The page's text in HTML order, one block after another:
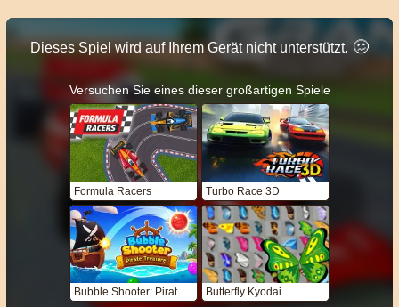
Dieses Spiel wird auf Ihrem Gerät nicht unterstützt. 🥴️
Versuchen Sie eines dieser großartigen Spiele
Formula Racers Turbo Race 3D
Bubble Shooter: Pirate Treasures Butterfly Kyodai